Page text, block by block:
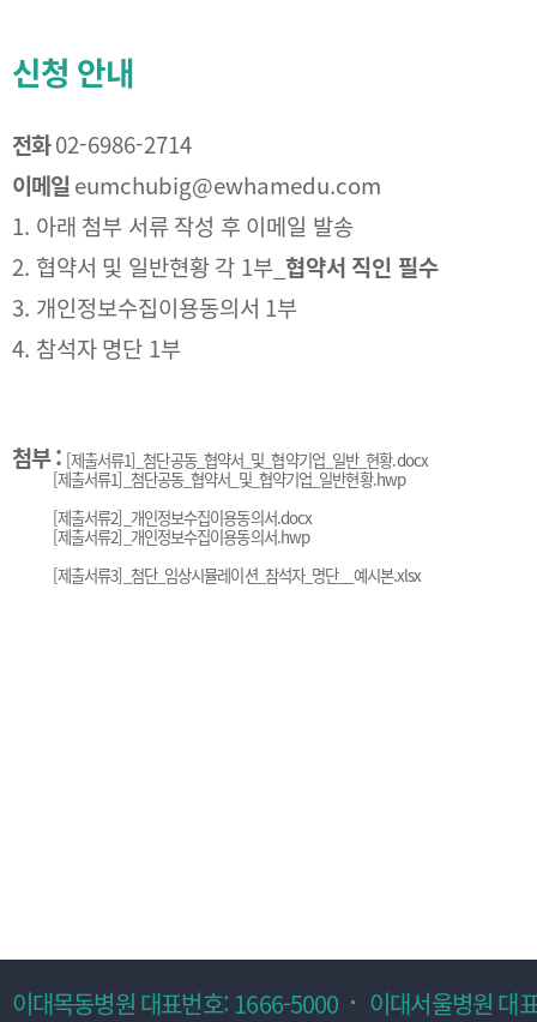
신청 안내
전화02-6986-2714
이메일 eumchubig@ewhamedu.com
1. 아래 첨부 서류 작성 후 이메일 발송
2. 협약서 및 일반현황 각 1부_ 협약서 직인 필수
3. 개인정보수집이용동의서 1부
4. 참석자 명단 1부
첨부 : [제출서류1]_첨단공동_협약서_및_협약기업_일반_현황.docx
[제출서류1]_첨단공동_협약서_및_협약기업_일반현황.hwp
[제출서류2]_개인정보수집이용동의서.docx
[제출서류2]_개인정보수집이용동의서.hwp
[제출서류3]_첨단_임상시뮬레이션_참석자_명단__예시본.xlsx
이대목동병원 대표번호: 1666-5000 이대서울병원 대